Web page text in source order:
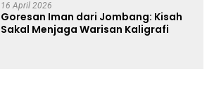
16 April 2026
Goresan Iman dari Jombang: Kisah
Sakal Menjaga Warisan Kaligrafi